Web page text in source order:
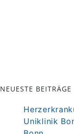
NEUESTE BEITRÄGE
Uniklinik